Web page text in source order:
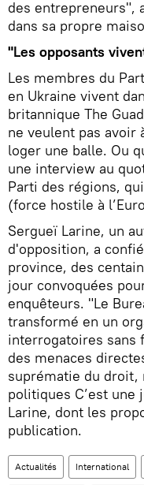
des entrepreneurs",
dans sa propre
"Les opposants
Les membres du
en Ukraine vivent
britannique The
ne veulent pas avoir
loger une balle. Ou
une interview au
Parti des régions,
(force hostile à
Sergueï Larine, un
d'opposition, a
province, des
jour convoquées
enquêteurs. "Le
transformé en un
interrogatoires sans
des menaces
suprématie du droit,
politiques C’est une
Larine, dont les
publication.
Actualités International